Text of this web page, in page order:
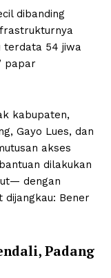
dibanding
terdata 54 jiwa
papar
kabupaten,
Gayo Lues, dan
akses
dilakukan
dengan
Bener
Padang